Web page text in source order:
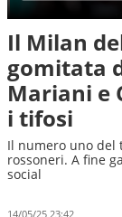
Il Milan
gomitata
Mariani e
i tifosi
Il numero uno del
rossoneri. A fine
social
14/05/25 23:42